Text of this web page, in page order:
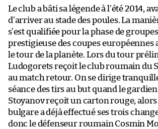
Le club a bâti sa légende à l’été 2014,
d’arriver au stade des poules. La
s’est qualifiée pour la phase de
prestigieuse des coupes européennes
le tour de la planète. Lors du tour
Ludogorets reçoit le club roumain du
au match retour. On se dirige
séance des tirs au but quand le
Stoyanov reçoit un carton rouge, alors
bulgare a déjà effectué ses trois
donc le défenseur roumain Cosmin